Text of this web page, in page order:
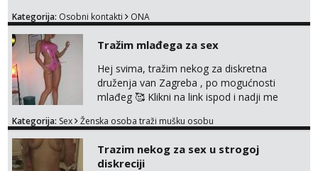
Kategorija: Osobni kontakti ONA
Tražim mlađega za sex
Hej svima, tražim nekog za diskretna
druženja van Zagreba , po mogućnosti
mlađeg 🥰 Klikni na link ispod i nadji me
Kategorija: Sex Ženska osoba traži mušku osobu
Trazim nekog za sex u strogoj
diskreciji